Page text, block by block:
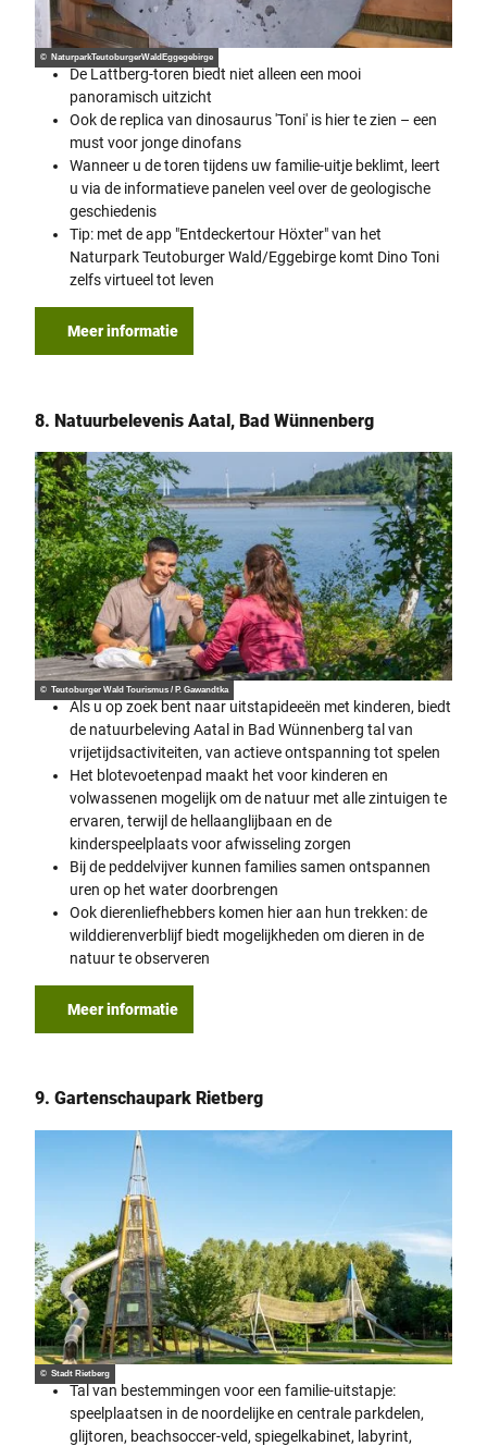
© NaturparkTeutoburgerWaldEggegebirge
De Lattberg-toren biedt niet alleen een mooi
panoramisch uitzicht
Ook de replica van dinosaurus 'Toni' is hier te zien – een
must voor jonge dinofans
Wanneer u de toren tijdens uw familie-uitje beklimt, leert
u via de informatieve panelen veel over de geologische
geschiedenis
Tip: met de app "Entdeckertour Höxter" van het
Naturpark Teutoburger Wald/Eggebirge komt Dino Toni
zelfs virtueel tot leven
Meer informatie
8. Natuurbelevenis Aatal, Bad Wünnenberg
© Teutoburger Wald Tourismus / P. Gawandtka
Als u op zoek bent naar uitstapideeën met kinderen, biedt
de natuurbeleving Aatal in Bad Wünnenberg tal van
vrijetijdsactiviteiten, van actieve ontspanning tot spelen
Het blotevoetenpad maakt het voor kinderen en
volwassenen mogelijk om de natuur met alle zintuigen te
ervaren, terwijl de hellaanglijbaan en de
kinderspeelplaats voor afwisseling zorgen
Bij de peddelvijver kunnen families samen ontspannen
uren op het water doorbrengen
Ook dierenliefhebbers komen hier aan hun trekken: de
wilddierenverblijf biedt mogelijkheden om dieren in de
natuur te observeren
Meer informatie
9. Gartenschaupark Rietberg
© Stadt Rietberg
Tal van bestemmingen voor een familie-uitstapje:
speelplaatsen in de noordelijke en centrale parkdelen,
glijtoren, beachsoccer-veld, spiegelkabinet, labyrint,